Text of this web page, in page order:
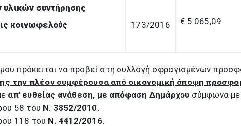
συντήρησης
κοινωφελούς
173/2016 € 5.065,09
πρόκειται να προβεί στη συλλογή σφραγισμένων
την πλέον συμφέρουσα από οικονομική άποψη
απ' ευθείας ανάθεση, με απόφαση Δημάρχου σύμφωνα με:
58 του Ν. 3852/2010.
118 του Ν. 4412/2016.